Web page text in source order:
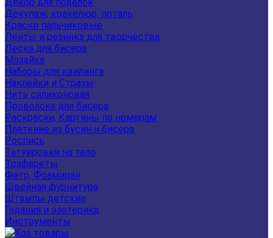
Декупаж, кракелюр, поталь
Краски пальчиковые
Ленты и резинка для творчества
Леска для бисера
Мозайка
Наборы для квилинга
Наклейки и Стразы
Нить силиконовая
Проволока для бисера
Раскраски, Картины по номерам
Плетение из бусин и бисера
Роспись
Татуировки на тело
Трафареты
Фетр, Фоамиран
Швейная фурнитура
Штампы детские
Гадания и эзотерика
Инструменты